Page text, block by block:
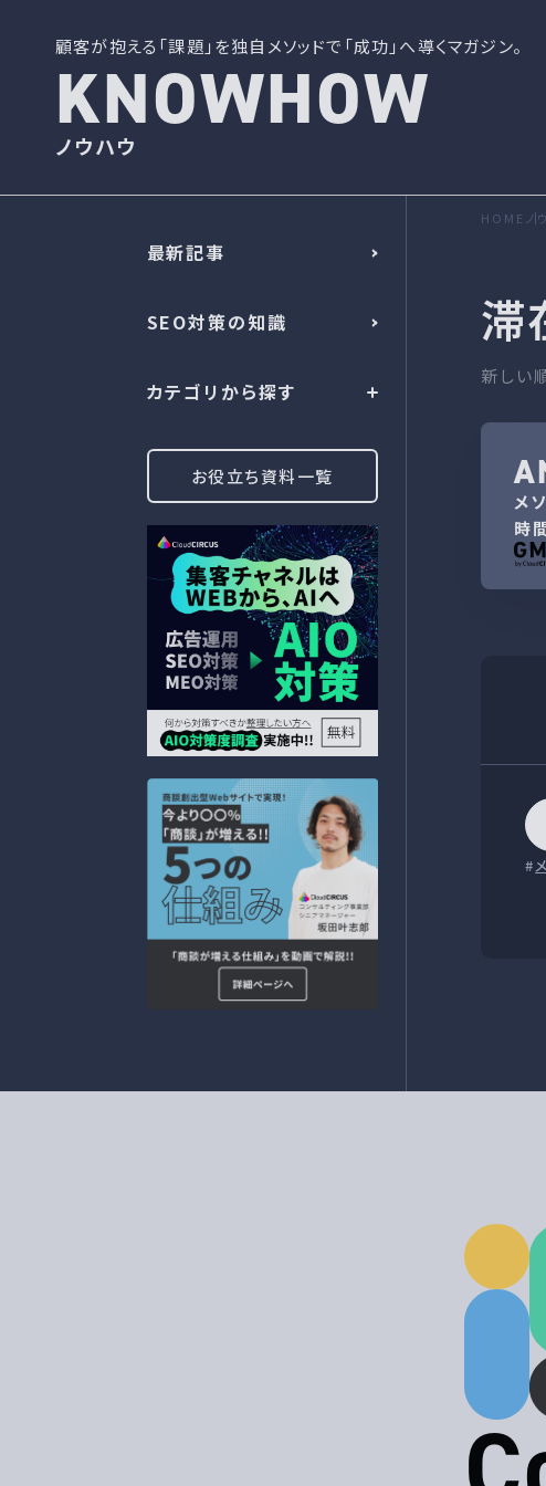
顧客が抱える「課題」を独自メソッドで「成功」へ導くマガジン。
KNOWHOW
ノウハウ
最新記事
SEO対策の知識
カテゴリから探す
お役立ち資料一覧
HOME ノ
滞
新しい
メ
時